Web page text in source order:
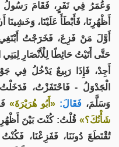
وَعُمَرُ فِي نَفَرٍ، فَقَامَ رَسُولُ
أَظْهُرِنَا، فَأَبْطَأَ عَلَيْنَا،
أَوَّلَ مَنْ فَزِعَ، فَخَرَجْتُ
حَتَّى أَتَيْتُ حَائِطًا لِلْأَنْصَارِ
أَجِدْ، فَإِذَا رَبِيعٌ يَدْخُلُ فِي
الْجَدْوَلُ - فَاحْتَفَزْتُ،
وَسَلَّمَ، فَقَالَ: «أَبُو هُرَيْرَةَ»
شَأْنُكَ؟» قُلْتُ: كُنْتَ بَيْنَ
تُقْتَطَعَ دُونَنَا، فَفَزِعْنَا،